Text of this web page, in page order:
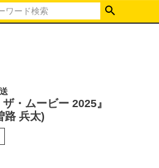
・ムービー 2025』
路 兵太)